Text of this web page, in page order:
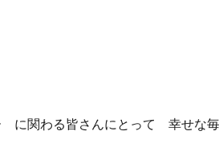
関わる皆さんにとって 幸せな毎